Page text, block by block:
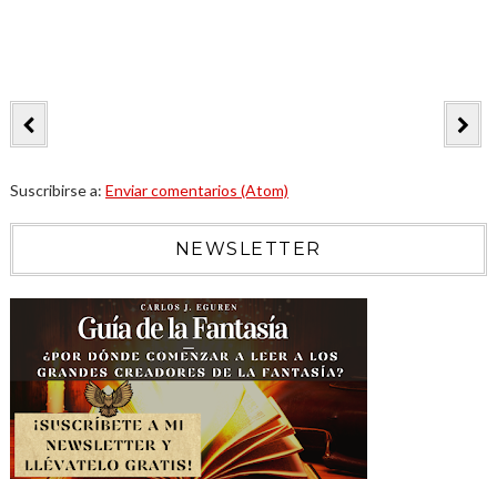
Suscribirse a: Enviar comentarios (Atom)
NEWSLETTER